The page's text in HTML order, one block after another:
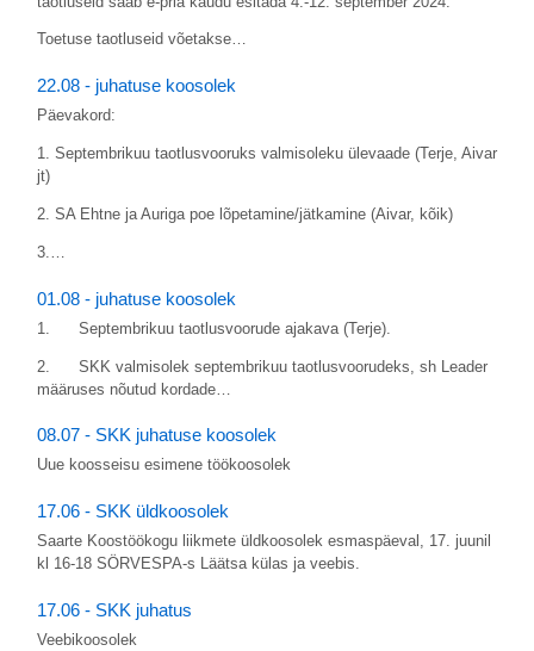
Toetuse taotluseid võetakse…
22.08 - juhatuse koosolek
Päevakord:
1. Septembrikuu taotlusvooruks valmisoleku ülevaade (Terje, Aivar
jt)
2. SA Ehtne ja Auriga poe lõpetamine/jätkamine (Aivar, kõik)
3.…
01.08 - juhatuse koosolek
1. Septembrikuu taotlusvoorude ajakava (Terje).
2. SKK valmisolek septembrikuu taotlusvoorudeks, sh Leader
määruses nõutud kordade…
08.07 - SKK juhatuse koosolek
Uue koosseisu esimene töökoosolek
17.06 - SKK üldkoosolek
Saarte Koostöökogu liikmete üldkoosolek esmaspäeval, 17. juunil
kl 16-18 SÖRVESPA-s Läätsa külas ja veebis.
17.06 - SKK juhatus
Veebikoosolek